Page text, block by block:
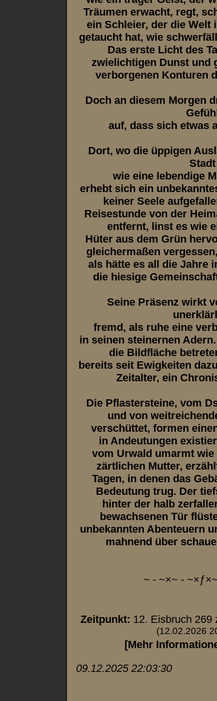
Träumen erwacht, regt,
ein Schleier, der die Welt
getaucht hat, wie
Das erste Licht des
zwielichtigen Dunst und
verborgenen Konturen
Doch an diesem Morgen
auf, dass sich etwas
Dort, wo die üppigen
Stadt
wie eine lebendige
erhebt sich ein
keiner Seele
Reisestunde von der
entfernt, linst es wie
Hüter aus dem Grün
gleichermaßen
als hätte es all die Jahre
die hiesige
Seine Präsenz wirkt
fremd, als ruhe eine
in seinen steinernen
die Bildfläche
bereits seit Ewigkeiten
Zeitalter, ein
Die Pflastersteine, vom
und von
verschüttet, formen
in Andeutungen
vom Urwald umarmt
zärtlichen Mutter,
Tagen, in denen das
Bedeutung trug. Der
hinter der halb
bewachsenen Tür
unbekannten Abenteuern
mahnend über
~ - ~×~ -
Zeitpunkt: 12. Eisbruch 269
(12.02.2026
[Mehr
09.12.2025 22:03:30